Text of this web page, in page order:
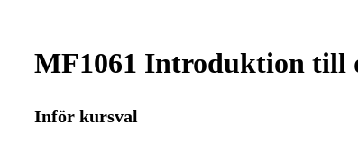
MF1061 Introduktion till
Inför kursval